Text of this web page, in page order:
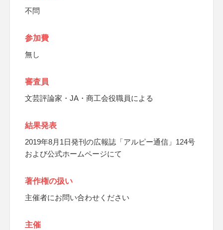
不問
参加費
無し
審査員
文芸評論家・JA・商工会役職員による
結果発表
2019年8月1日発刊の広報誌「アルピー通信」124号
および公式ホームページにて
著作権の扱い
主催者にお問い合わせください
主催